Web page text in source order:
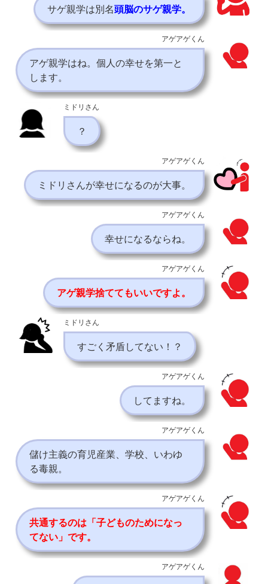
サゲ親学は別名頭脳のサゲ親学。
アゲアゲくん
アゲ親学はね。個人の幸せを第一と
します。
ミドリさん
？
アゲアゲくん
ミドリさんが幸せになるのが大事。
アゲアゲくん
幸せになるならね。
アゲアゲくん
アゲ親学捨ててもいいですよ。
ミドリさん
すごく矛盾してない！？
アゲアゲくん
してますね。
アゲアゲくん
儲け主義の育児産業、学校、いわゆ
る毒親。
アゲアゲくん
共通するのは「子どものためになっ
てない」です。
アゲアゲくん